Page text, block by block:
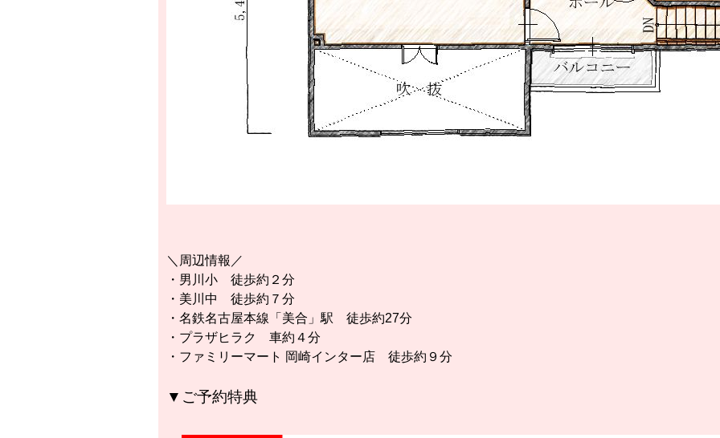
＼周辺情報／
・男川小 徒歩約２分
・美川中 徒歩約７分
・名鉄名古屋本線「美合」駅 徒歩約27分
・プラザヒラク 車約４分
・ファミリーマート 岡崎インター店 徒歩約９分
▼ご予約特典